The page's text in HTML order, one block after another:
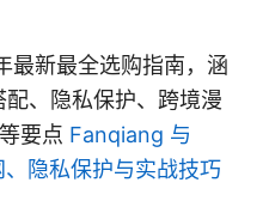
最新最全选购指南，涵
、隐私保护、跨境漫
要点 Fanqiang 与
隐私保护与实战技巧